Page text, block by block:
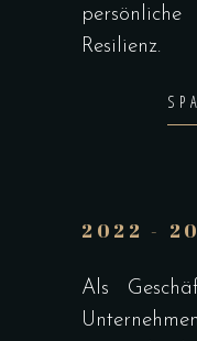
Resilienz.
2022 -
Als